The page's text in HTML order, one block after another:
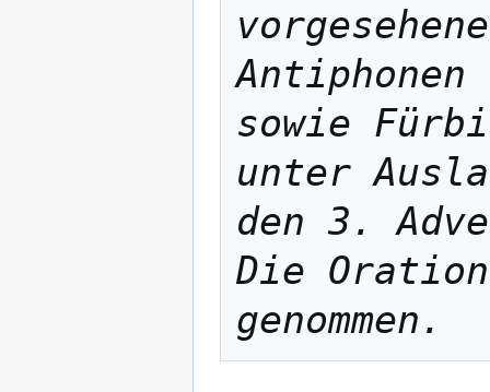
sowie
unter
den 3.
Die
genommen.